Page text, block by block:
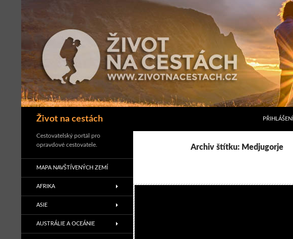
Život na cestách
Hledat
PŘIHLÁŠENÍ
Archiv štítku: Medjugorje
Cestovatelský portál pro
opravdové cestovatele.
MAPA NAVŠTÍVENÝCH ZEMÍ
AFRIKA
ASIE
AUSTRÁLIE A OCEÁNIE